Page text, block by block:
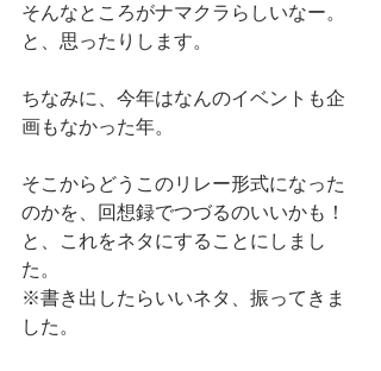
そんなところがナマクラらしいなー。
と、思ったりします。
ちなみに、今年はなんのイベントも企
画もなかった年。
そこからどうこのリレー形式になった
のかを、回想録でつづるのいいかも！
と、これをネタにすることにしまし
た。
※書き出したらいいネタ、振ってきま
した。